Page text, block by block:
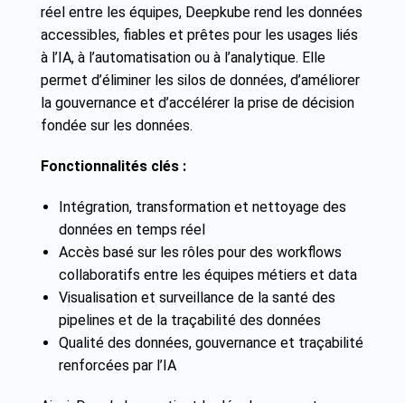
réel entre les équipes, Deepkube rend les données
accessibles, fiables et prêtes pour les usages liés
à l’IA, à l’automatisation ou à l’analytique. Elle
permet d’éliminer les silos de données, d’améliorer
la gouvernance et d’accélérer la prise de décision
fondée sur les données.
Fonctionnalités clés :
Intégration, transformation et nettoyage des
données en temps réel
Accès basé sur les rôles pour des workflows
collaboratifs entre les équipes métiers et data
Visualisation et surveillance de la santé des
pipelines et de la traçabilité des données
Qualité des données, gouvernance et traçabilité
renforcées par l’IA